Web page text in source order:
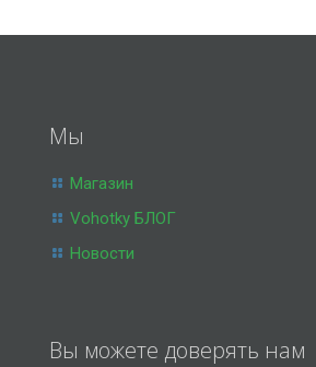
Мы
Магазин
Vohotky БЛОГ
Новости
Вы можете доверять нам